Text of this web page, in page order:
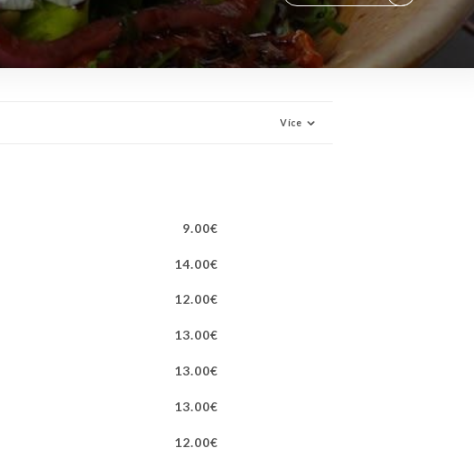
Více
9.00€
14.00€
12.00€
13.00€
13.00€
13.00€
12.00€